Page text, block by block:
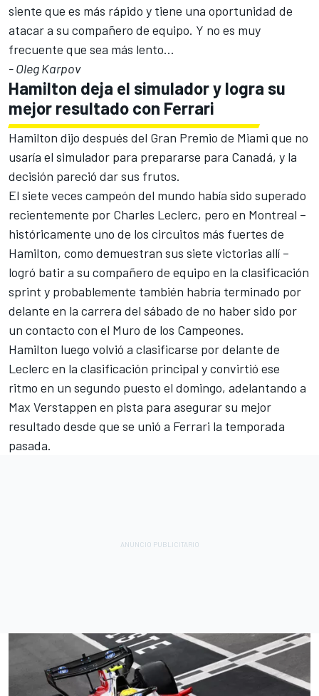
siente que es más rápido y tiene una oportunidad de
atacar a su compañero de equipo. Y no es muy
frecuente que sea más lento…
- Oleg Karpov
Hamilton deja el simulador y logra su
mejor resultado con Ferrari
Hamilton dijo después del Gran Premio de Miami que no
usaría el simulador para prepararse para Canadá, y la
decisión pareció dar sus frutos.
El siete veces campeón del mundo había sido superado
recientemente por Charles Leclerc, pero en Montreal –
históricamente uno de los circuitos más fuertes de
Hamilton, como demuestran sus siete victorias allí –
logró batir a su compañero de equipo en la clasificación
sprint y probablemente también habría terminado por
delante en la carrera del sábado de no haber sido por
un contacto con el Muro de los Campeones.
Hamilton luego volvió a clasificarse por delante de
Leclerc en la clasificación principal y convirtió ese
ritmo en un segundo puesto el domingo, adelantando a
Max Verstappen en pista para asegurar su mejor
resultado desde que se unió a Ferrari la temporada
pasada.